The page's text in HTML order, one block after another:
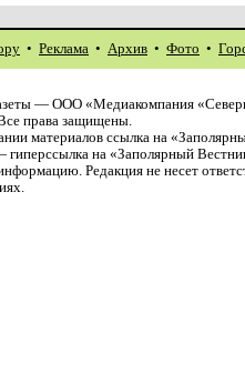
• Реклама • Архив • Фото •
— ООО «Медиакомпания
права защищены.
материалов ссылка на
на «Заполярный
Редакция не несет